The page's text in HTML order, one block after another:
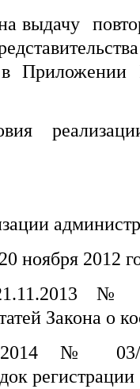
выдачу
в
реализации
ноября 2012
№
Закона о
№ 03/